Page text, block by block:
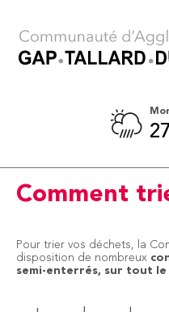
TRI SÉLECTIF
Comment
Pour trier vos déchets, la
disposition de nombreux
semi-enterrés, sur tout